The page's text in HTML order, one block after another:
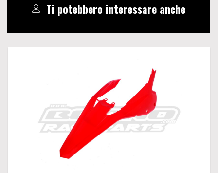
Ti potebbero interessare anche